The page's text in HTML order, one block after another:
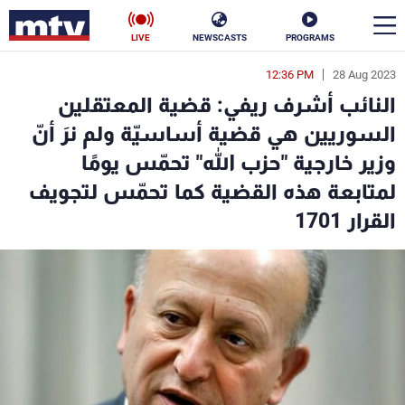
PROGRAMS
NEWSCASTS
LIVE
28 Aug 2023
12:36 PM
النائب أشرف ريفي: قضية المعتقلين
السوريين هي قضية أساسيّة ولم نرَ أنّ
وزير خارجية "حزب الله" تحمّس يومًا
لمتابعة هذه القضية كما تحمّس لتجويف
القرار 1701
en
الأخبار
سياسة ناس
إقتصاد
منوعات رياضة
كأس العالم